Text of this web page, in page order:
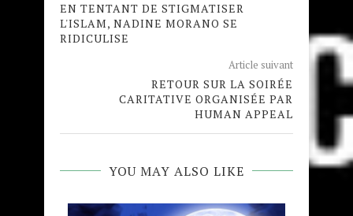
EN TENTANT DE STIGMATISER
L'ISLAM, NADINE MORANO SE
RIDICULISE
Article suivant
RETOUR SUR LA SOIRÉE
CARITATIVE ORGANISÉE PAR
HUMAN APPEAL
YOU MAY ALSO LIKE